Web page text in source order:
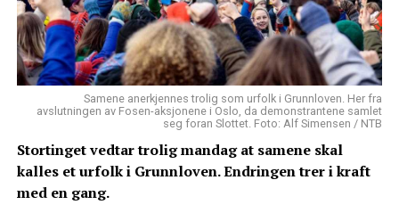
Samene anerkjennes trolig som urfolk i Grunnloven. Her fra
avslutningen av Fosen-aksjonene i Oslo, da demonstrantene samlet
seg foran Slottet. Foto: Alf Simensen / NTB
Stortinget vedtar trolig mandag at samene skal
kalles et urfolk i Grunnloven. Endringen trer i kraft
med en gang.